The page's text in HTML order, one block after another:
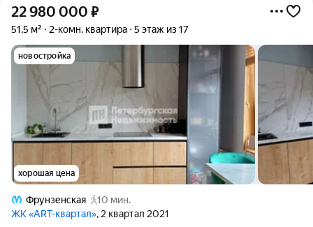
22 980 000 ₽
51,5 м² 2-комн. квартира 5 этаж из 17
новостройка
хорошая цена
Фрунзенская
10 мин.
ЖК «АRT-квартал», 2 квартал 2021